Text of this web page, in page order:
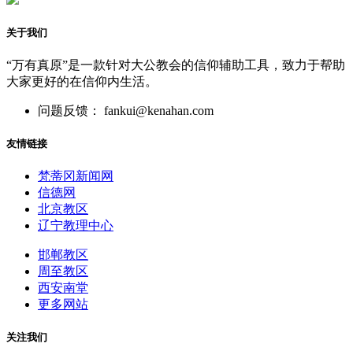
关于我们
“万有真原”是一款针对大公教会的信仰辅助工具，致力于帮助
大家更好的在信仰内生活。
问题反馈： fankui@kenahan.com
友情链接
梵蒂冈新闻网
信德网
北京教区
辽宁教理中心
邯郸教区
周至教区
西安南堂
更多网站
关注我们